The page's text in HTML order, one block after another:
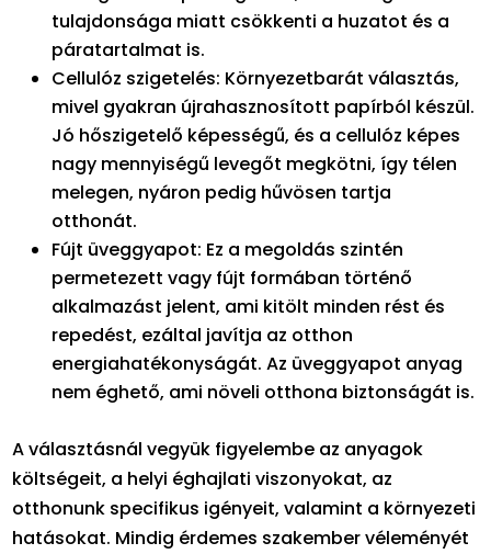
tulajdonsága miatt csökkenti a huzatot és a
páratartalmat is.
Cellulóz szigetelés: Környezetbarát választás,
mivel gyakran újrahasznosított papírból készül.
Jó hőszigetelő képességű, és a cellulóz képes
nagy mennyiségű levegőt megkötni, így télen
melegen, nyáron pedig hűvösen tartja
otthonát.
Fújt üveggyapot: Ez a megoldás szintén
permetezett vagy fújt formában történő
alkalmazást jelent, ami kitölt minden rést és
repedést, ezáltal javítja az otthon
energiahatékonyságát. Az üveggyapot anyag
nem éghető, ami növeli otthona biztonságát is.
A választásnál vegyük figyelembe az anyagok
költségeit, a helyi éghajlati viszonyokat, az
otthonunk specifikus igényeit, valamint a környezeti
hatásokat. Mindig érdemes szakember véleményét